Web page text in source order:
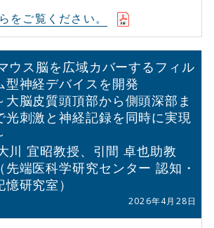
をご覧ください。
ウス脳を広域カバーするフィル
型神経デバイスを開発
大脳皮質頭頂部から側頭深部ま
光刺激と神経記録を同時に実現
川 宜昭教授、引間 卓也助教
（先端医科学研究センター 認知・
憶研究室）
2026年4月28日